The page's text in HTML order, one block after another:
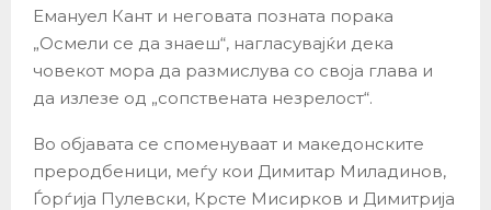
Емануел Кант и неговата позната порака
„Осмели се да знаеш“, нагласувајќи дека
човекот мора да размислува со своја глава и
да излезе од „сопствената незрелост“.
Во објавата се споменуваат и македонските
преродбеници, меѓу кои Димитар Миладинов,
Ѓорѓија Пулевски, Крсте Мисирков и Димитрија